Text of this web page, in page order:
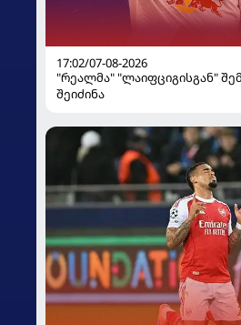
17:02/07-08-2026
"რეალმა" "ლაიფციგისგან"
შეიძინა